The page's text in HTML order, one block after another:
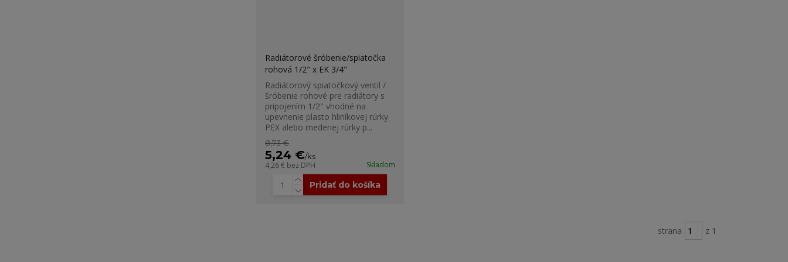
Radiátorové šróbenie/spiatočka
rohová 1/2" x EK 3/4"
Radiátorový spiatočkový ventil /
šróbenie rohové pre radiátory s
pripojením 1/2" vhodné na
upevnenie plasto hliníkovej rúrky
PEX alebo medenej rúrky p...
8,73 €
5,24 €/ks
4,26 € bez DPH Skladom
Pridať do košíka
strana z 1